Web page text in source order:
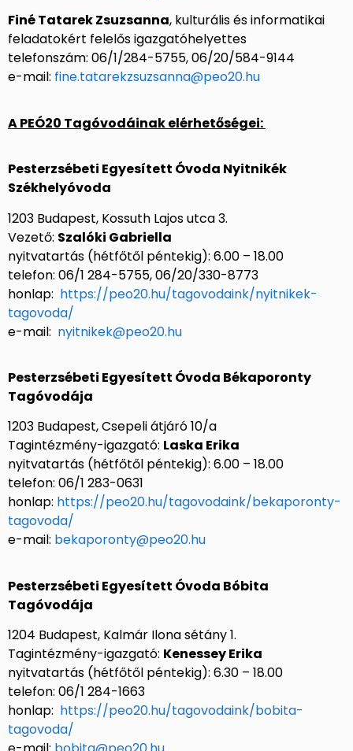
Finé Tatarek Zsuzsanna, kulturális és informatikai
feladatokért felelős igazgatóhelyettes
telefonszám: 06/1/284-5755, 06/20/584-9144
e-mail: fine.tatarekzsuzsanna@peo20.hu
A PEÓ20 Tagóvodáinak elérhetőségei:
Pesterzsébeti Egyesített Óvoda Nyitnikék
Székhelyóvoda
1203 Budapest, Kossuth Lajos utca 3.
Vezető: Szalóki Gabriella
nyitvatartás (hétfőtől péntekig): 6.00 – 18.00
telefon: 06/1 284-5755, 06/20/330-8773
honlap: https://peo20.hu/tagovodaink/nyitnikek-
tagovoda/
e-mail: nyitnikek@peo20.hu
Pesterzsébeti Egyesített Óvoda Békaporonty
Tagóvodája
1203 Budapest, Csepeli átjáró 10/a
Tagintézmény-igazgató: Laska Erika
nyitvatartás (hétfőtől péntekig): 6.00 – 18.00
telefon: 06/1 283-0631
honlap: https://peo20.hu/tagovodaink/bekaporonty-
tagovoda/
e-mail: bekaporonty@peo20.hu
Pesterzsébeti Egyesített Óvoda Bóbita
Tagóvodája
1204 Budapest, Kalmár Ilona sétány 1.
Tagintézmény-igazgató: Kenessey Erika
nyitvatartás (hétfőtől péntekig): 6.30 – 18.00
telefon: 06/1 284-1663
honlap: https://peo20.hu/tagovodaink/bobita-
tagovoda/